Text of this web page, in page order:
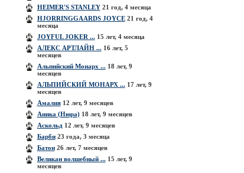
HEIMER'S STANLEY21 год, 4 месяца
HJORRINGGAARDS JOYCE21 год, 4
месяца
JOYFUL JOKER ...15 лет, 4 месяца
АЛЕКС АРТЛАЙН ...16 лет, 5
месяцев
Альпийский Монарх ...18 лет, 9
месяцев
АЛЬПИЙСКИЙ МОНАРХ ...17 лет, 9
месяцев
Амалия12 лет, 9 месяцев
Аника (Нюра)18 лет, 9 месяцев
Аскольд12 лет, 9 месяцев
Барби23 года, 3 месяца
Батон26 лет, 7 месяцев
Великан волшебный ...15 лет, 9
месяцев